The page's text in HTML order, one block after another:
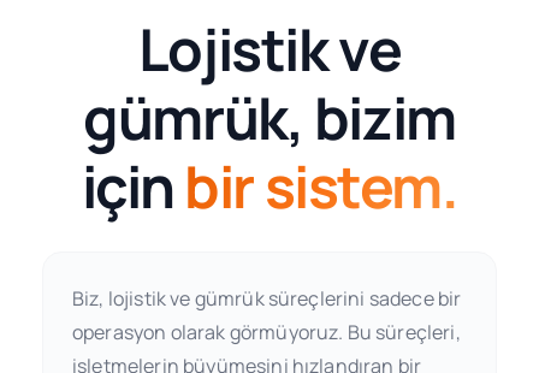
Lojistik ve
gümrük, bizim
içinbir sistem.
Biz, lojistik ve gümrük süreçlerini sadece bir
operasyon olarak görmüyoruz. Bu süreçleri,
işletmelerin büyümesini hızlandıran bir